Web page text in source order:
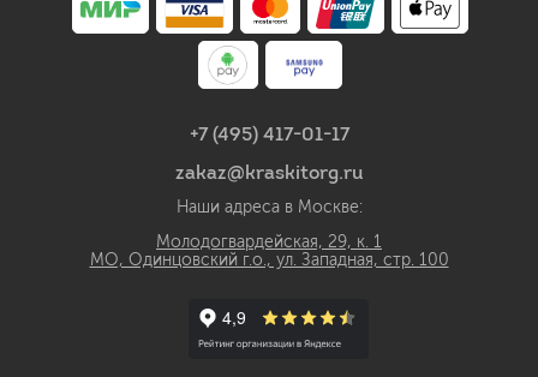
+7 (495) 417-01-17
zakaz@kraskitorg.ru
Наши адреса в Москве:
Молодогвардейская, 29, к. 1
МО, Одинцовский г.о., ул. Западная, стр. 100